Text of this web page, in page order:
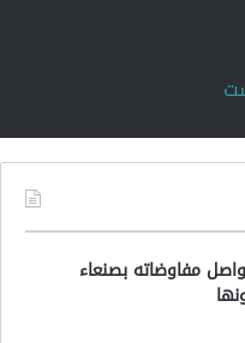
مفاوضاته بصنعاء